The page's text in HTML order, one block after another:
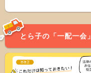
とら子の「一配一会」